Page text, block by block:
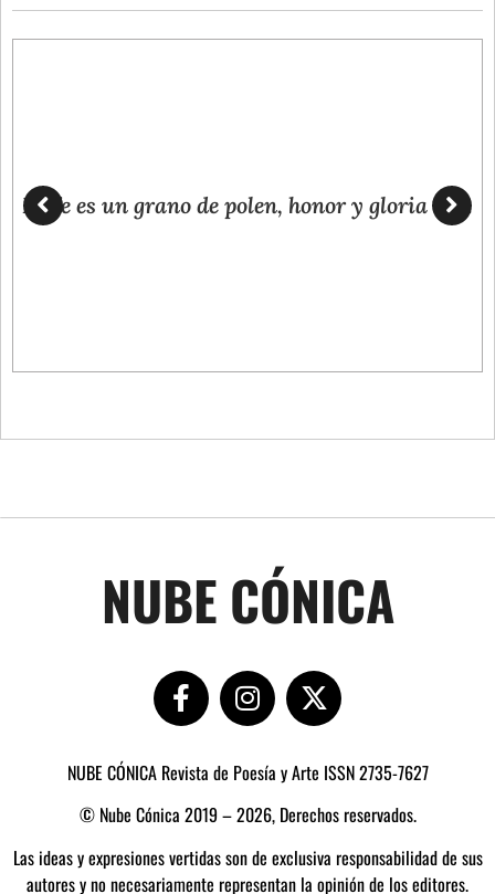
La fe es un grano de polen, honor y gloria a él.
NUBE CÓNICA
NUBE CÓNICA Revista de Poesía y Arte ISSN 2735-7627
© Nube Cónica 2019 – 2026, Derechos reservados.
Las ideas y expresiones vertidas son de exclusiva responsabilidad de sus
autores y no necesariamente representan la opinión de los editores.